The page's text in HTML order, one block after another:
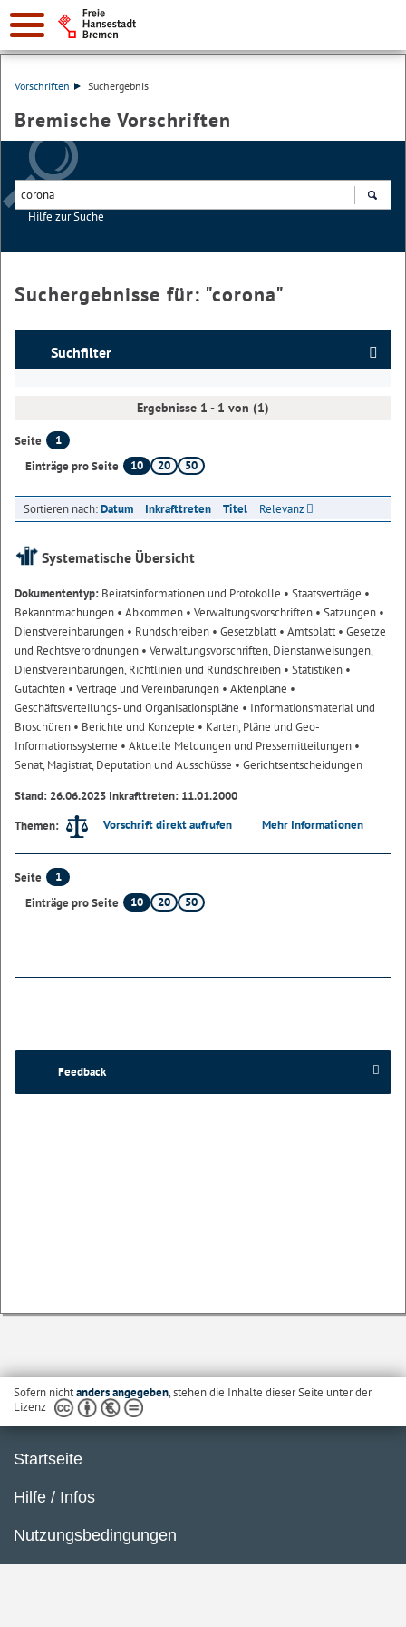
Vorschriften Suchergebnis
Bremische Vorschriften
Hilfe zur Suche
Suchergebnisse für: "corona"
Suchfilter
Ergebnisse 1 - 1 von (1)
Seite
1
Einträge pro Seite
10 20 50
Sortieren nach:Datum Inkrafttreten Titel Relevanz
Systematische Übersicht
Dokumententyp: Beiratsinformationen und Protokolle • Staatsverträge •
Bekanntmachungen • Abkommen • Verwaltungsvorschriften • Satzungen •
Dienstvereinbarungen • Rundschreiben • Gesetzblatt• Amtsblatt• Gesetze
und Rechtsverordnungen • Verwaltungsvorschriften, Dienstanweisungen,
Dienstvereinbarungen, Richtlinien und Rundschreiben • Statistiken •
Gutachten • Verträge und Vereinbarungen • Aktenpläne •
Geschäftsverteilungs- und Organisationspläne • Informationsmaterial und
Broschüren • Berichte und Konzepte • Karten, Pläne und Geo-
Informationssysteme • Aktuelle Meldungen und Pressemitteilungen •
Senat, Magistrat, Deputation und Ausschüsse • Gerichtsentscheidungen
Stand: 26.06.2023 Inkrafttreten: 11.01.2000
Themen:
Vorschrift direkt aufrufen Mehr Informationen
Seite
1
Einträge pro Seite
10 20 50
Feedback
Sofern nichtanders angegeben, stehen die Inhalte dieser Seite unter der
Lizenz
Startseite
Hilfe / Infos
Nutzungsbedingungen